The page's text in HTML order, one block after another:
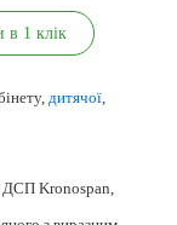
дитячої
ДСП Kronospan,